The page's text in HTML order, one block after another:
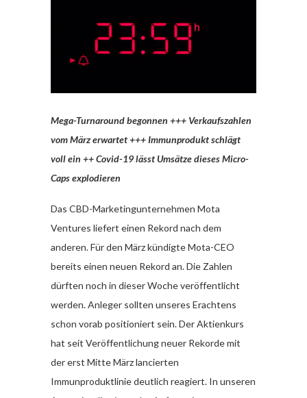
Mega-Turnaround begonnen +++ Verkaufszahlen
vom März erwartet +++ Immunprodukt schlägt
voll ein ++ Covid-19 lässt Umsätze dieses Micro-
Caps explodieren
Das CBD-Marketingunternehmen Mota
Ventures liefert einen Rekord nach dem
anderen. Für den März kündigte Mota-CEO
bereits einen neuen Rekord an. Die Zahlen
dürften noch in dieser Woche veröffentlicht
werden. Anleger sollten unseres Erachtens
schon vorab positioniert sein. Der Aktienkurs
hat seit Veröffentlichung neuer Rekorde mit
der erst Mitte März lancierten
Immunproduktlinie deutlich reagiert. In unseren